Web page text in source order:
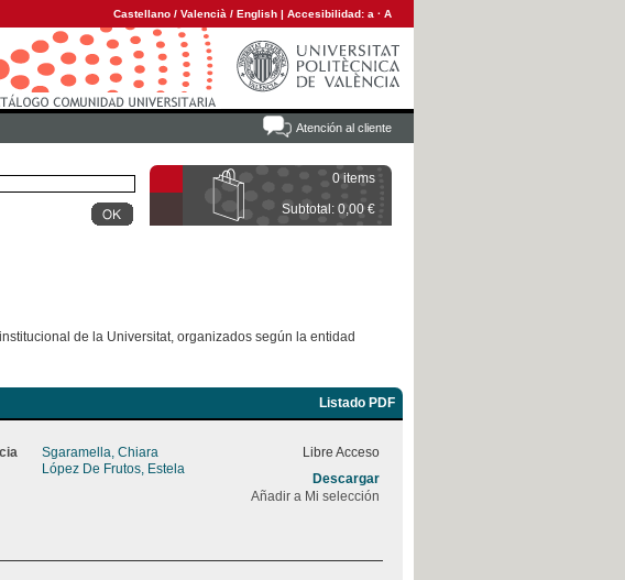
Castellano / Valencià / English | Accesibilidad: a · A
Atención al cliente
0 items
Subtotal: 0,00 €
de la Universitat, organizados según la entidad
Listado PDF
Sgaramella, Chiara
López De Frutos, Estela
Libre Acceso
Descargar
Añadir a Mi selección